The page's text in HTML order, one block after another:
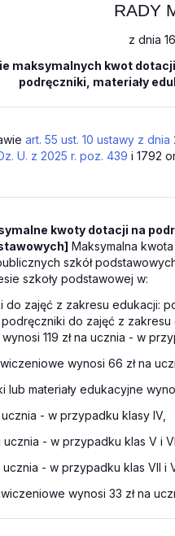
RADY
z dnia
maksymalnych kwot
podręczniki, materiały
art. 55 ust. 10 ustawy z
U. z 2025 r. poz. 439 i 1792
kwoty dotacji na
Maksymalna
szkół
szkoły podstawowej w:
do zajęć z zakresu edukacji:
podręczniki do zajęć z
119 zł na ucznia - w
wynosi 66 zł na
lub materiały edukacyjne
ucznia - w przypadku klasy IV,
ucznia - w przypadku klas V i VI,
ucznia - w przypadku klas VII i
wynosi 33 zł na